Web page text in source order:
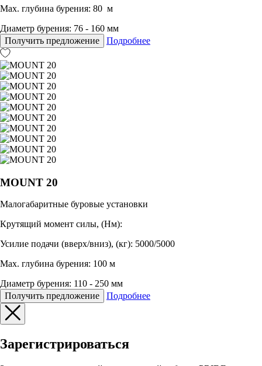
Max. глубина бурения: 80 м
Диаметр бурения: 76 - 160 мм
Получить предложение
Подробнее
MOUNT 20
Малогабаритные буровые установки
Крутящий момент силы, (Нм):
Усилие подачи (вверх/вниз), (кг): 5000/5000
Max. глубина бурения: 100 м
Диаметр бурения: 110 - 250 мм
Получить предложение
Подробнее
Зарегистрироваться